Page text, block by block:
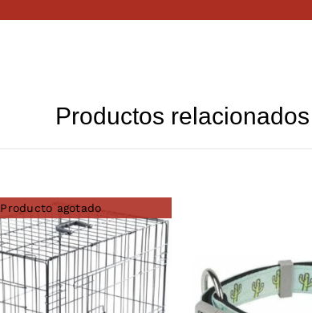
Productos relacionados
Producto agotado